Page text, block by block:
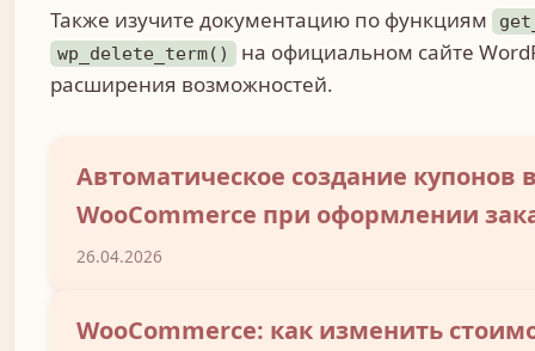
Также изучите документацию по функциям
wp_delete_term()
на официальном сайте
расширения возможностей.
Автоматическое создание купонов
WooCommerce при оформлении
26.04.2026
WooCommerce: как изменить